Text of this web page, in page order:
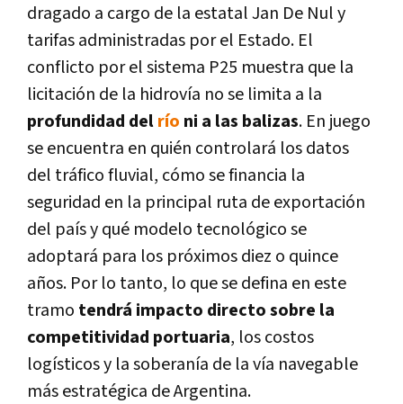
dragado a cargo de la estatal Jan De Nul y
tarifas administradas por el Estado. El
conflicto por el sistema P25 muestra que la
licitación de la hidrovía no se limita a la
profundidad delrío ni a las balizas. En juego
se encuentra en quién controlará los datos
del tráfico fluvial, cómo se financia la
seguridad en la principal ruta de exportación
del país y qué modelo tecnológico se
adoptará para los próximos diez o quince
años. Por lo tanto, lo que se defina en este
tramo tendrá impacto directo sobre la
competitividad portuaria, los costos
logísticos y la soberanía de la vía navegable
más estratégica de Argentina.